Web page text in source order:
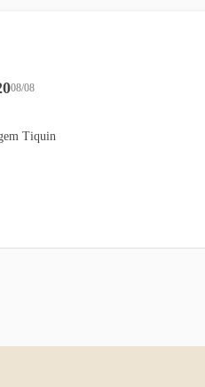
08/08
Tiquin